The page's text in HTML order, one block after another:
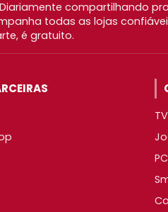
compartilhando
todas as lojas
é gratuito.